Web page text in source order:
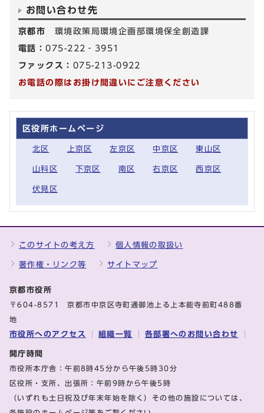
お問い合わせ先
京都市 環境政策局環境企画部環境保全創造課
電話：075-222‐3951
ファックス： 075-213-0922
お電話の際はお掛け間違いにご注意ください
区役所ホームページ
北区 上京区 左京区 中京区 東山区
山科区 下京区 南区 右京区 西京区
伏見区
このサイトの考え方 個人情報の取扱い
著作権・リンク等 サイトマップ
京都市役所
〒604-8571 京都市中京区寺町通御池上る上本能寺前町488番
地
市役所へのアクセス 組織一覧 各部署へのお問い合わせ
開庁時間
市役所本庁舎：午前8時45分から午後5時30分
区役所・支所、出張所：午前9時から午後5時
（いずれも土日祝及び年末年始を除く）その他の施設については、